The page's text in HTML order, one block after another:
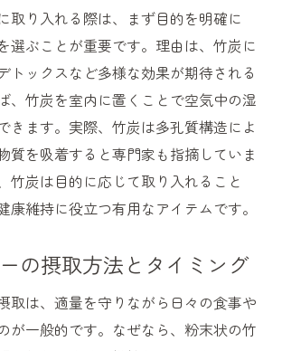
取り入れる際は、まず目的を明確に
選ぶことが重要です。理由は、竹炭に
トックスなど多様な効果が期待される
、竹炭を室内に置くことで空気中の湿
きます。実際、竹炭は多孔質構造によ
質を吸着すると専門家も指摘していま
竹炭は目的に応じて取り入れること
康維持に役立つ有用なアイテムです。
の摂取方法とタイミング
取は、適量を守りながら日々の食事や
が一般的です。なぜなら、粉末状の竹